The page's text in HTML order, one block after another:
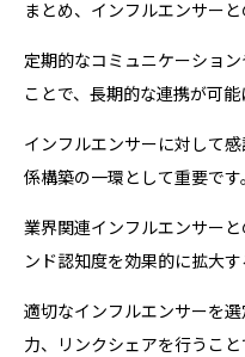
まとめ、インフルエンサー
定期的なコミュニケーショ
ことで、長期的な連携が可能
インフルエンサーに対して
係構築の一環として重要です
業界関連インフルエンサー
ンド認知度を効果的に拡大す
適切なインフルエンサーを
力、リンクシェアを行うこ